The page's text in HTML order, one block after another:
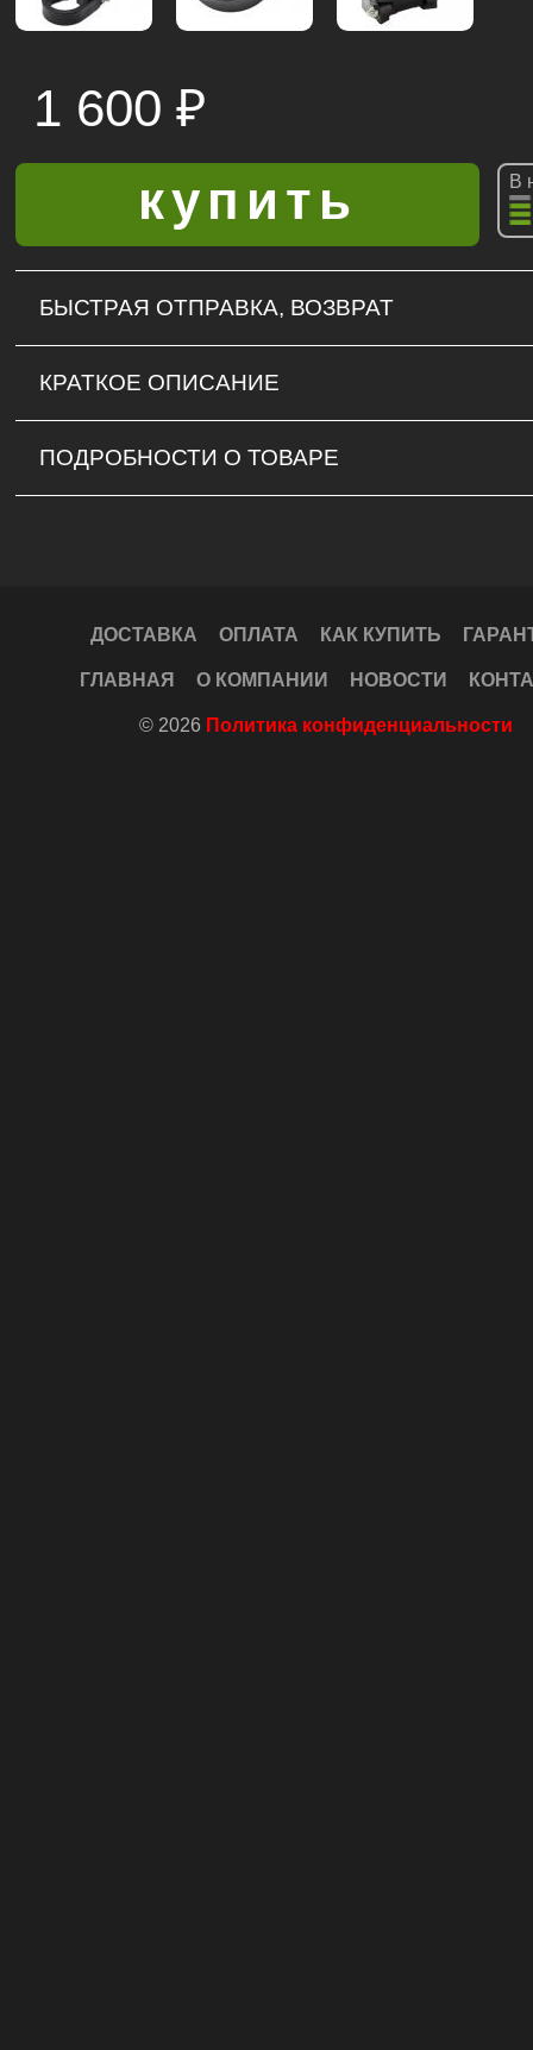
1 600 ₽
В
БЫСТРАЯ ОТПРАВКА, ВОЗВРАТ
КРАТКОЕ ОПИСАНИЕ
ПОДРОБНОСТИ О ТОВАРЕ
ДОСТАВКА ОПЛАТА КАК КУПИТЬ
ГЛАВНАЯ О КОМПАНИИ НОВОСТИ
© 2026 Политика конфиденциальности